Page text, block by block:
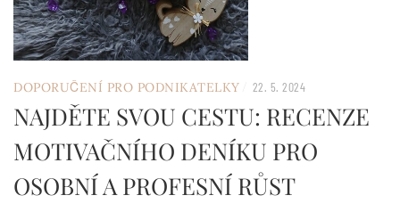
DOPORUČENÍ PRO PODNIKATELKY 22. 5. 2024
NAJDĚTE SVOU CESTU: RECENZE
MOTIVAČNÍHO DENÍKU PRO
OSOBNÍ A PROFESNÍ RŮST